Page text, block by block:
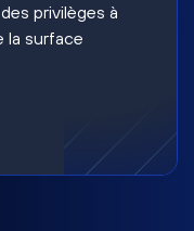
privilèges à
la surface